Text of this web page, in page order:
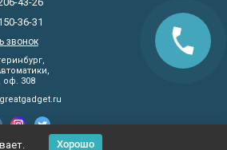
36-31
звонок
оф. 308
Хорошо